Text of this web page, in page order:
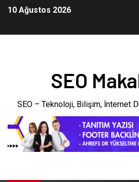
10 Ağustos 2026
SEO
SEO – Teknoloji, Bilişim, İnternet